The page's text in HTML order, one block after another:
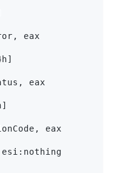
eax
eax
eax